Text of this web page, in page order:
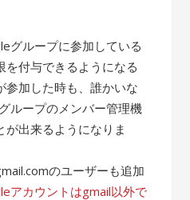
グループに参加している
を付与できるようになる
参加した時も、誰かいな
ループのメンバー管理機
出来るようになりま
のユーザーも追加
アカウントはgmail以外で